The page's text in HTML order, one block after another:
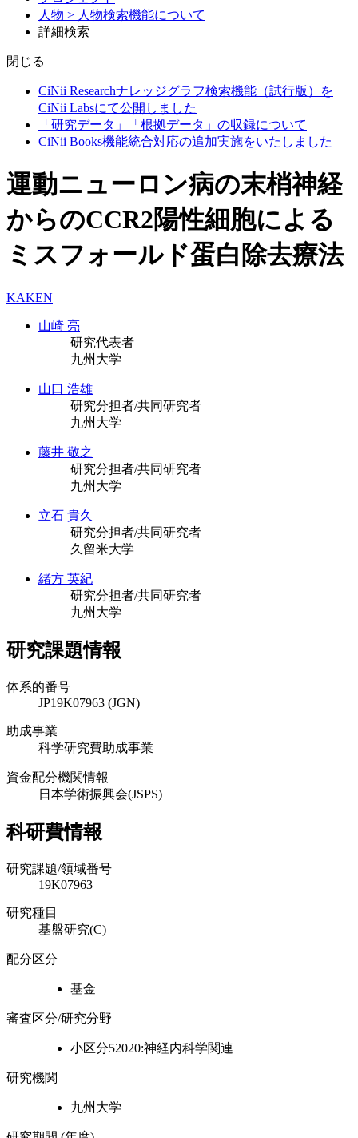
人物 > 人物検索機能について
詳細検索
閉じる
CiNii Researchナレッジグラフ検索機能（試行版）を
CiNii Labsにて公開しました
「研究データ」「根拠データ」の収録について
CiNii Books機能統合対応の追加実施をいたしました
運動ニューロン病の末梢神経
からのCCR2陽性細胞による
ミスフォールド蛋白除去療法
KAKEN
山崎 亮
研究代表者
九州大学
山口 浩雄
研究分担者/共同研究者
九州大学
藤井 敬之
研究分担者/共同研究者
九州大学
立石 貴久
研究分担者/共同研究者
久留米大学
緒方 英紀
研究分担者/共同研究者
九州大学
研究課題情報
体系的番号
JP19K07963 (JGN)
助成事業
科学研究費助成事業
資金配分機関情報
日本学術振興会(JSPS)
科研費情報
研究課題/領域番号
19K07963
研究種目
基盤研究(C)
配分区分
基金
審査区分/研究分野
小区分52020:神経内科学関連
研究機関
九州大学